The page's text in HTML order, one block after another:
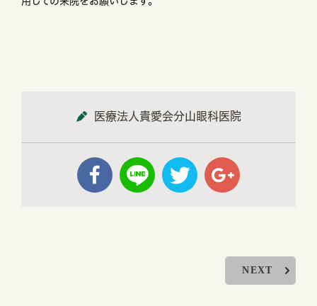
医療法人貴愛会分山眼科医院
NEXT